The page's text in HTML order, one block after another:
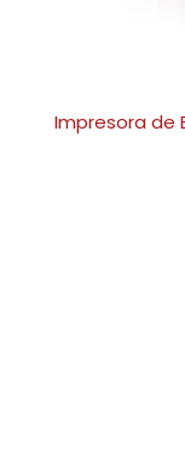
Impresora de